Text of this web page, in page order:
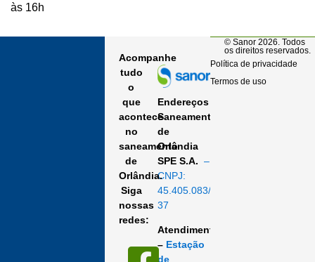
às 16h
Endereços
Saneamento
de
Orlândia
SPE S.A. –
CNPJ:
45.405.083/0001-
37
Atendimento
– Estação
de
Acompanhe
tudo
o
que
acontece
no
saneamento
de
Orlândia.
Siga
nossas
redes:
© Sanor 2026. Todos
os direitos reservados.
Política de privacidade
Termos de uso